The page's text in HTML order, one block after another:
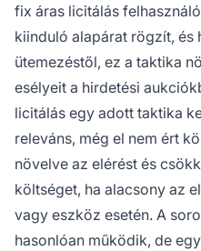
fix áras licitálás
kiinduló alapárat rögzít, és
ütemezéstől, ez a taktika
esélyeit a hirdetési
licitálás egy adott taktika
releváns, még el nem ért
növelve az elérést és
költséget, ha alacsony az
vagy eszköz esetén. A
hasonlóan működik, de